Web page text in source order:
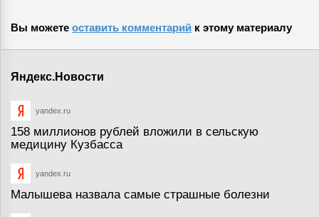
Вы можете оставить комментарий к этому материалу
Яндекс.Новости
yandex.ru
158 миллионов рублей вложили в сельскую
медицину Кузбасса
yandex.ru
Малышева назвала самые страшные болезни